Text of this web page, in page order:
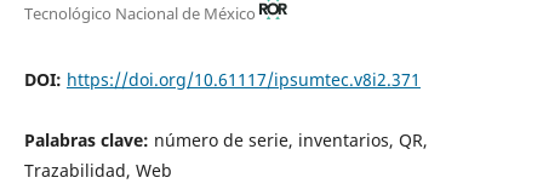
Tecnológico Nacional de México
DOI: https://doi.org/10.61117/ipsumtec.v8i2.371
Palabras clave: número de serie, inventarios, QR,
Trazabilidad, Web